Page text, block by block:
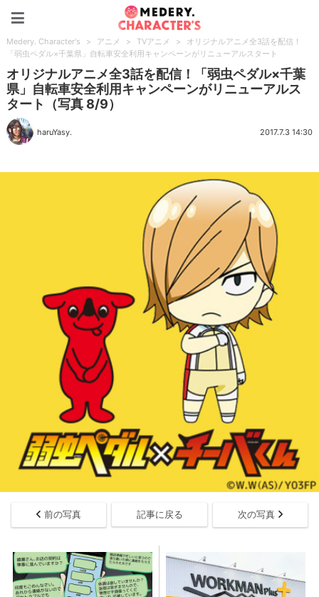
Medery. Character's > アニメ > TVアニメ >
オリジナルアニメ全3話を配信！
「弱虫ペダル×千葉県」自転車安全利用キャンペーンがリニューアルスタート
オリジナルアニメ全3話を配信！「弱虫ペダル×千葉
県」自転車安全利用キャンペーンがリニューアルス
タート（写真 8/9）
haruYasy. 2017.7.3 14:30
前の写真 記事に戻る 次の写真